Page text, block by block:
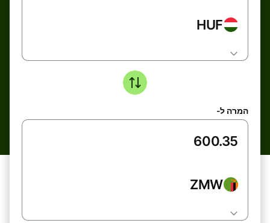
HUF
המרה ל-
ZMW